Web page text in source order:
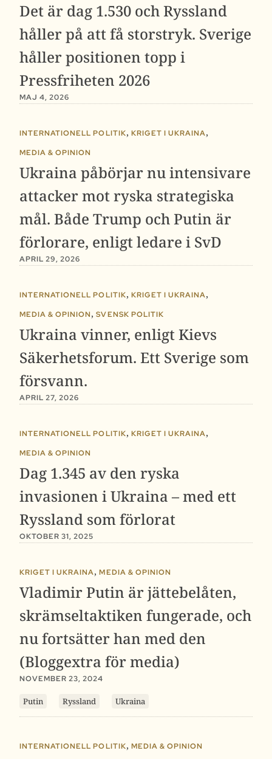
Det är dag 1.530 och Ryssland
håller på att få storstryk. Sverige
håller positionen topp i
Pressfriheten 2026
MAJ 4, 2026
INTERNATIONELL POLITIK, KRIGET I UKRAINA,
MEDIA & OPINION
Ukraina påbörjar nu intensivare
attacker mot ryska strategiska
mål. Både Trump och Putin är
förlorare, enligt ledare i SvD
APRIL 29, 2026
INTERNATIONELL POLITIK, KRIGET I UKRAINA,
MEDIA & OPINION, SVENSK POLITIK
Ukraina vinner, enligt Kievs
Säkerhetsforum. Ett Sverige som
försvann.
APRIL 27, 2026
INTERNATIONELL POLITIK, KRIGET I UKRAINA,
MEDIA & OPINION
Dag 1.345 av den ryska
invasionen i Ukraina – med ett
Ryssland som förlorat
OKTOBER 31, 2025
KRIGET I UKRAINA, MEDIA & OPINION
Vladimir Putin är jättebelåten,
skrämseltaktiken fungerade, och
nu fortsätter han med den
(Bloggextra för media)
NOVEMBER 23, 2024
Putin Ryssland Ukraina
INTERNATIONELL POLITIK, MEDIA & OPINION